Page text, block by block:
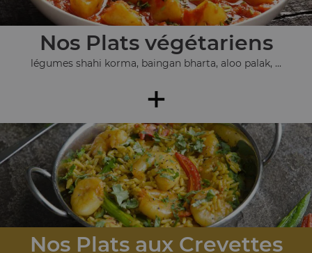
Nos Plats végétariens
légumes shahi korma, baingan bharta, aloo palak, ...
+
Nos Plats aux Crevettes